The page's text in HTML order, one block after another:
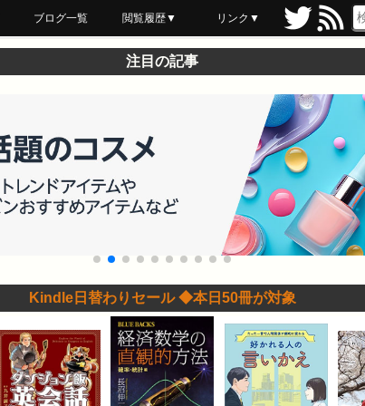
ブログ一覧 閲覧履歴▼
最近読んだ
あとで読む
ブックマーク
リンク▼
注目の記事
Kindle日替わりセール ◆本日50冊が対象